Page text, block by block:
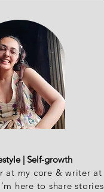
| Self-growth
at my core & writer at
here to share stories